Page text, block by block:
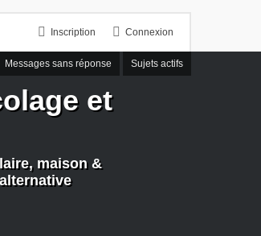
Connexion
Inscription
Messages sans réponse Sujets actifs
et
maison &